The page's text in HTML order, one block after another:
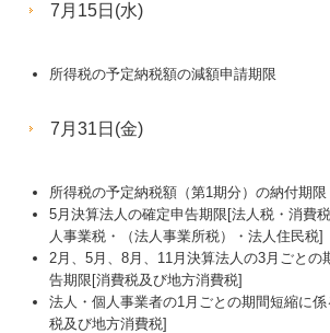
戦略財務情報システム
継続MASシステム
建設業用会計情報DB
個人情報保護方針
7月15日(水)
所得税の予定納税額の減額申請期限
7月31日(金)
所得税の予定納税額（第1期分）の納付期限
5月決算法人の確定申告期限[法人税・消費
人事業税・（法人事業所税）・法人住民税]
2月、5月、8月、11月決算法人の3月ごとの
告期限[消費税及び地方消費税]
法人・個人事業者の1月ごとの期間短縮に
税及び地方消費税]